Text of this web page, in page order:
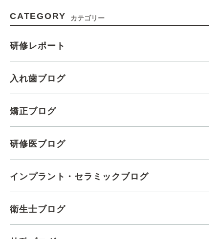
CATEGORY カテゴリー
研修レポート
入れ歯ブログ
矯正ブログ
研修医ブログ
インプラント・セラミックブログ
衛生士ブログ